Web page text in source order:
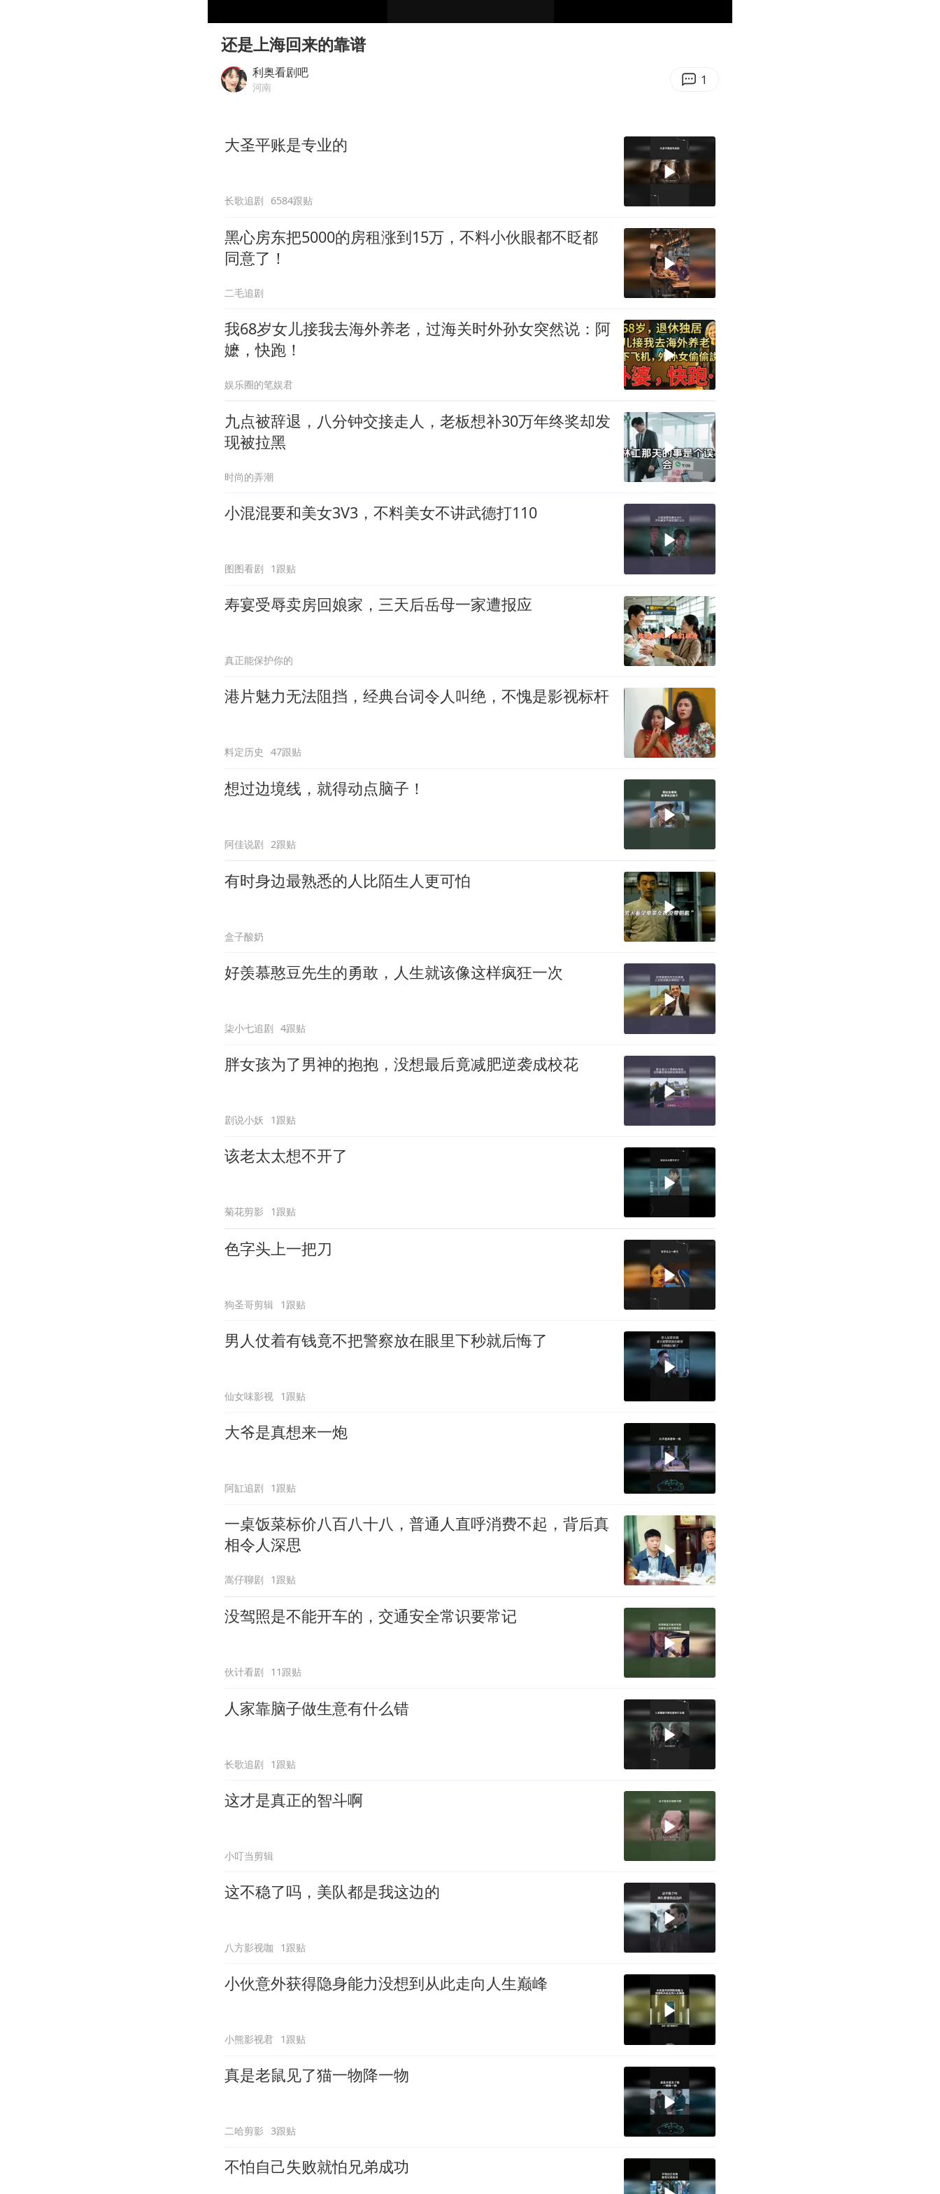
27岁女子成组织卖淫集团主犯被通缉
吉林一“温度计大楼”读数爆表
东方甄选被判赔偿江小白30万元
还是上海回来的靠谱
利奥看剧吧
河南 1
大圣平账是专业的
长歌追剧 6584跟贴
黑心房东把5000的房租涨到15万，不料小伙眼都不眨都
同意了！
二毛追剧
我68岁女儿接我去海外养老，过海关时外孙女突然说：阿
嬷，快跑！
娱乐圈的笔娱君
九点被辞退，八分钟交接走人，老板想补30万年终奖却发
现被拉黑
时尚的弄潮
小混混要和美女3V3，不料美女不讲武德打110
图图看剧 1跟贴
寿宴受辱卖房回娘家，三天后岳母一家遭报应
真正能保护你的
港片魅力无法阻挡，经典台词令人叫绝，不愧是影视标杆
料定历史 47跟贴
想过边境线，就得动点脑子！
阿佳说剧 2跟贴
有时身边最熟悉的人比陌生人更可怕
盒子酸奶
好羡慕憨豆先生的勇敢，人生就该像这样疯狂一次
柒小七追剧 4跟贴
胖女孩为了男神的抱抱，没想最后竟减肥逆袭成校花
剧说小妖 1跟贴
该老太太想不开了
菊花剪影 1跟贴
色字头上一把刀
狗圣哥剪辑 1跟贴
男人仗着有钱竟不把警察放在眼里下秒就后悔了
仙女味影视 1跟贴
大爷是真想来一炮
阿缸追剧 1跟贴
一桌饭菜标价八百八十八，普通人直呼消费不起，背后真
相令人深思
嵩仔聊剧 1跟贴
没驾照是不能开车的，交通安全常识要常记
伙计看剧 11跟贴
人家靠脑子做生意有什么错
长歌追剧 1跟贴
这才是真正的智斗啊
小叮当剪辑
这不稳了吗，美队都是我这边的
八方影视咖 1跟贴
小伙意外获得隐身能力没想到从此走向人生巅峰
小熊影视君 1跟贴
真是老鼠见了猫一物降一物
二哈剪影 3跟贴
不怕自己失败就怕兄弟成功